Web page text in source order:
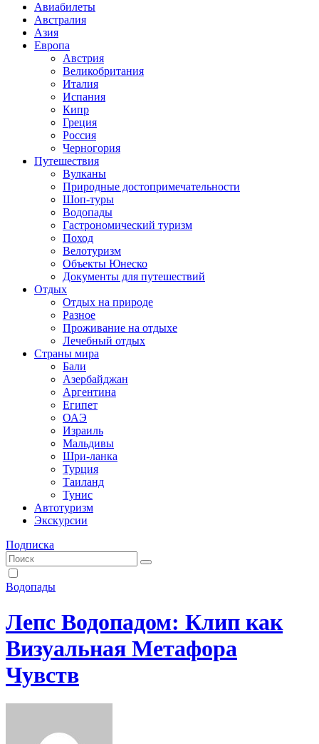
Авиабилеты
Австралия
Азия
Европа
Австрия
Великобритания
Италия
Испания
Кипр
Греция
Россия
Черногория
Путешествия
Вулканы
Природные достопримечательности
Шоп-туры
Водопады
Гастрономический туризм
Поход
Велотуризм
Объекты Юнеско
Документы для путешествий
Отдых
Отдых на природе
Разное
Проживание на отдыхе
Лечебный отдых
Страны мира
Бали
Азербайджан
Аргентина
Египет
ОАЭ
Израиль
Мальдивы
Шри-ланка
Турция
Таиланд
Тунис
Автотуризм
Экскурсии
Подписка
Водопады
Лепс Водопадом: Клип как
Визуальная Метафора
Чувств